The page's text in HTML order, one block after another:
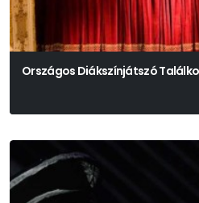
Országos Diákszínjátszó